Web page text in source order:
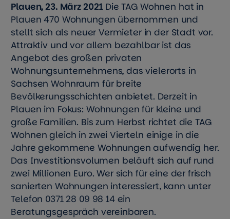
Plauen, 23. März 2021 Die TAG Wohnen hat in
Plauen 470 Wohnungen übernommen und
stellt sich als neuer Vermieter in der Stadt vor.
Attraktiv und vor allem bezahlbar ist das
Angebot des großen privaten
Wohnungsunternehmens, das vielerorts in
Sachsen Wohnraum für breite
Bevölkerungsschichten anbietet. Derzeit in
Plauen im Fokus: Wohnungen für kleine und
große Familien. Bis zum Herbst richtet die TAG
Wohnen gleich in zwei Vierteln einige in die
Jahre gekommene Wohnungen aufwendig her.
Das Investitionsvolumen beläuft sich auf rund
zwei Millionen Euro. Wer sich für eine der frisch
sanierten Wohnungen interessiert, kann unter
Telefon 0371 28 09 98 14 ein
Beratungsgespräch vereinbaren.